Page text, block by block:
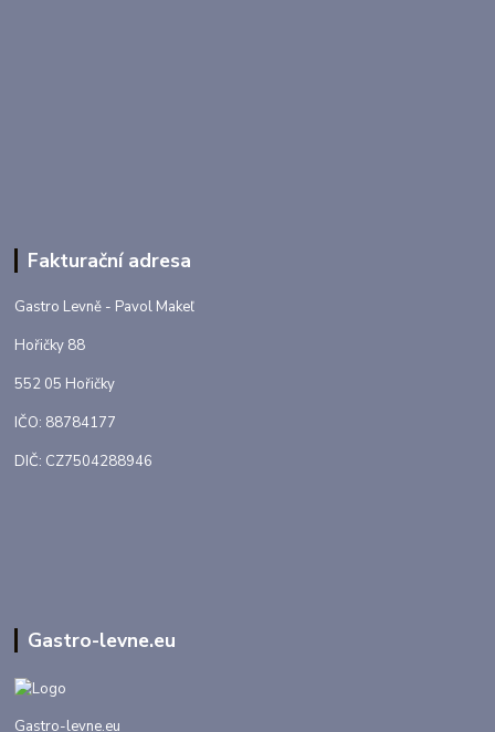
Fakturační adresa
Gastro Levně - Pavol Makeľ
Hořičky 88
552 05 Hořičky
IČO: 88784177
DIČ: CZ7504288946
Gastro-levne.eu
Gastro-levne.eu